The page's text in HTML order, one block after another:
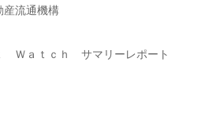
流通機構
Ｗａｔｃｈ サマリーレポート